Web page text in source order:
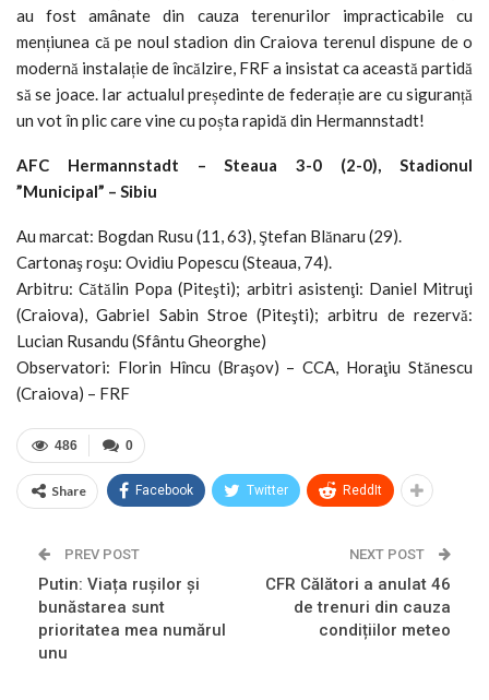
au fost amânate din cauza terenurilor impracticabile cu
mențiunea că pe noul stadion din Craiova terenul dispune de o
modernă instalație de încălzire, FRF a insistat ca această partidă
să se joace. Iar actualul președinte de federație are cu siguranță
un vot în plic care vine cu poșta rapidă din Hermannstadt!
AFC Hermannstadt – Steaua 3-0 (2-0), Stadionul
”Municipal” – Sibiu
Au marcat: Bogdan Rusu (11, 63), Ştefan Blănaru (29).
Cartonaş roşu: Ovidiu Popescu (Steaua, 74).
Arbitru: Cătălin Popa (Piteşti); arbitri asistenţi: Daniel Mitruţi
(Craiova), Gabriel Sabin Stroe (Piteşti); arbitru de rezervă:
Lucian Rusandu (Sfântu Gheorghe)
Observatori: Florin Hîncu (Braşov) – CCA, Horaţiu Stănescu
(Craiova) – FRF
0
486
Share Facebook Twitter ReddIt
PREV POST
Putin: Viața rușilor și
bunăstarea sunt
prioritatea mea numărul
unu
NEXT POST
CFR Călători a anulat 46
de trenuri din cauza
condițiilor meteo